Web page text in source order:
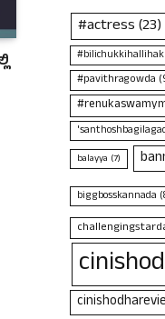
#actress(23)
#pavithragowda
balayya (7)
biggbosskannada